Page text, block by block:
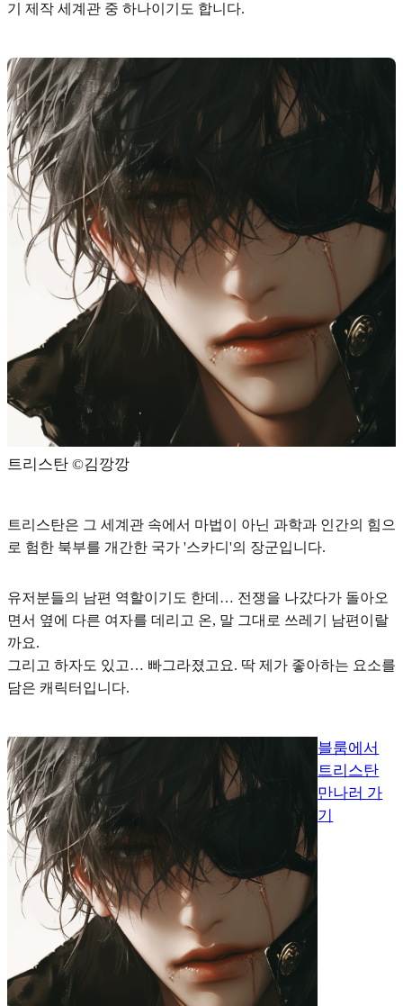
기 제작 세계관 중 하나이기도 합니다.
트리스탄 ©️김깡깡
트리스탄은 그 세계관 속에서 마법이 아닌 과학과 인간의 힘으
로 험한 북부를 개간한 국가 '스카디'의 장군입니다.
유저분들의 남편 역할이기도 한데… 전쟁을 나갔다가 돌아오
면서 옆에 다른 여자를 데리고 온, 말 그대로 쓰레기 남편이랄
까요.
그리고 하자도 있고… 빠그라졌고요. 딱 제가 좋아하는 요소를
담은 캐릭터 입니다.
블룸에서
트리스탄
만나러 가
기